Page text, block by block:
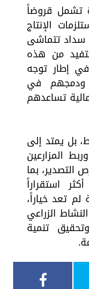
تشمل قروضاً
الإنتاج
سداد تتماشى
من هذه
في إطار توجه
ودمجهم في
تساعدهم
بل يمتد إلى
المزارعين
التصدير، بما
استقراراً
تعد خياراً،
الزراعي
تنمية